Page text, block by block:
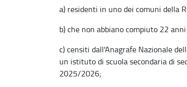
a) residenti in uno dei comuni della
b) che non abbiano compiuto 22
c) censiti dall'Anagrafe Nazionale
un istituto di scuola secondaria di
2025/2026;